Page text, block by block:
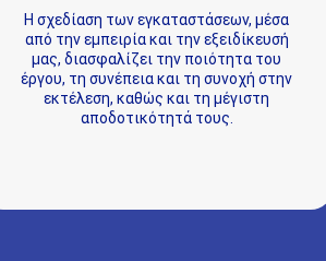
Η σχεδίαση των εγκαταστάσεων, μέσα
από την εμπειρία και την εξειδίκευσή
μας, διασφαλίζει την ποιότητα του
έργου, τη συνέπεια και τη συνοχή στην
εκτέλεση, καθώς και τη μέγιστη
αποδοτικότητά τους.